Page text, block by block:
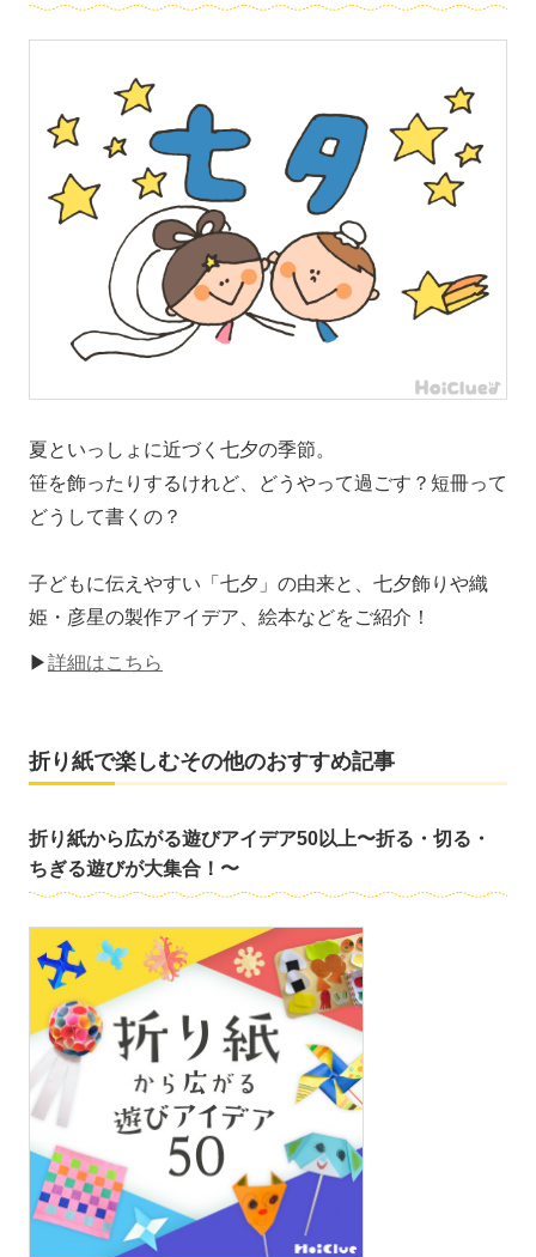
夏といっしょに近づく七夕の季節。
笹を飾ったりするけれど、どうやって過ごす？短冊って
どうして書くの？
子どもに伝えやすい「七夕」の由来と、七夕飾りや織
姫・彦星の製作アイデア、絵本などをご紹介！
▶詳細はこちら
折り紙で楽しむその他のおすすめ記事
折り紙から広がる遊びアイデア50以上〜折る・切る・
ちぎる遊びが大集合！〜